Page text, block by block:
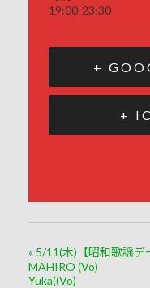
19:00-23:30
+
+
« 5/11(木)【昭和歌謡デ
MAHIRO (Vo)
Yuka((Vo)